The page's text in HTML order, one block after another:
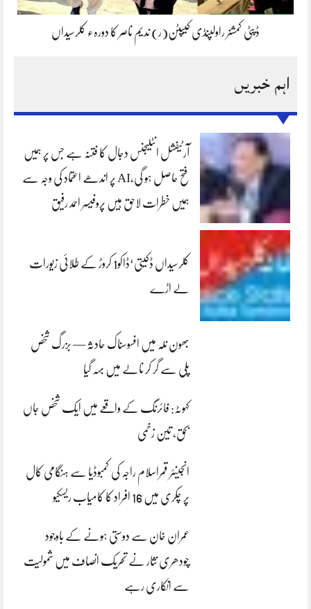
ڈپٹی کمشنر راولپنڈی کیپٹن(ر) ندیم ناصر کا دورہء کلرسیداں
اہم خبریں
آرٹیفشل انٹلیجنس دجال کا فتنہ ہے جس پر ہمیں
فتح حاصل ہو گی،AI پر اندھے اعتماد کی وجہ سے
ہمیں خطرات لاحق ہیں پروفیسر احمد رفیق
کلرسیداں ڈکیتی‘ڈاکو1 کروڑ کے طلائی زیورات
لے اڑے
بھون نلہ میں افسوسناک حادثہ — بزرگ شخص
پلی سے گر کر نالے میں بہہ گیا
کہوٹہ: فائرنگ کے واقعے میں ایک شخص جاں
بحق، تین زخمی
انجینئر قمراسلام راجہ کی کمبوڈیا سے ہنگامی کال
پر چکری میں 16 افراد کا کامیاب ریسکیو
عمران خان سے دوستی ہونے کے باوجود
چودھری نثار نے تحریک انصاف میں شمولیت
سے انکاری رہے